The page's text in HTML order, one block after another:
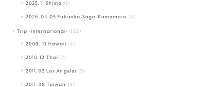
2025.11 Shima (2)
2026.04-05 Fukuoka-Saga-Kumamoto (4)
Trip -International- (122)
2009.10 Hawaii (4)
2010.12 Thai (7)
2011.02 Los Angeles (5)
2011.08 Taiwan (4)